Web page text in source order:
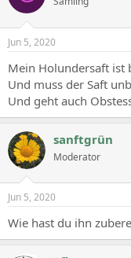
Jun 5, 2020
Mein Holundersaft ist
Und muss der Saft
Und geht auch
sanftgrün
Moderator
Jun 5, 2020
Wie hast du ihn